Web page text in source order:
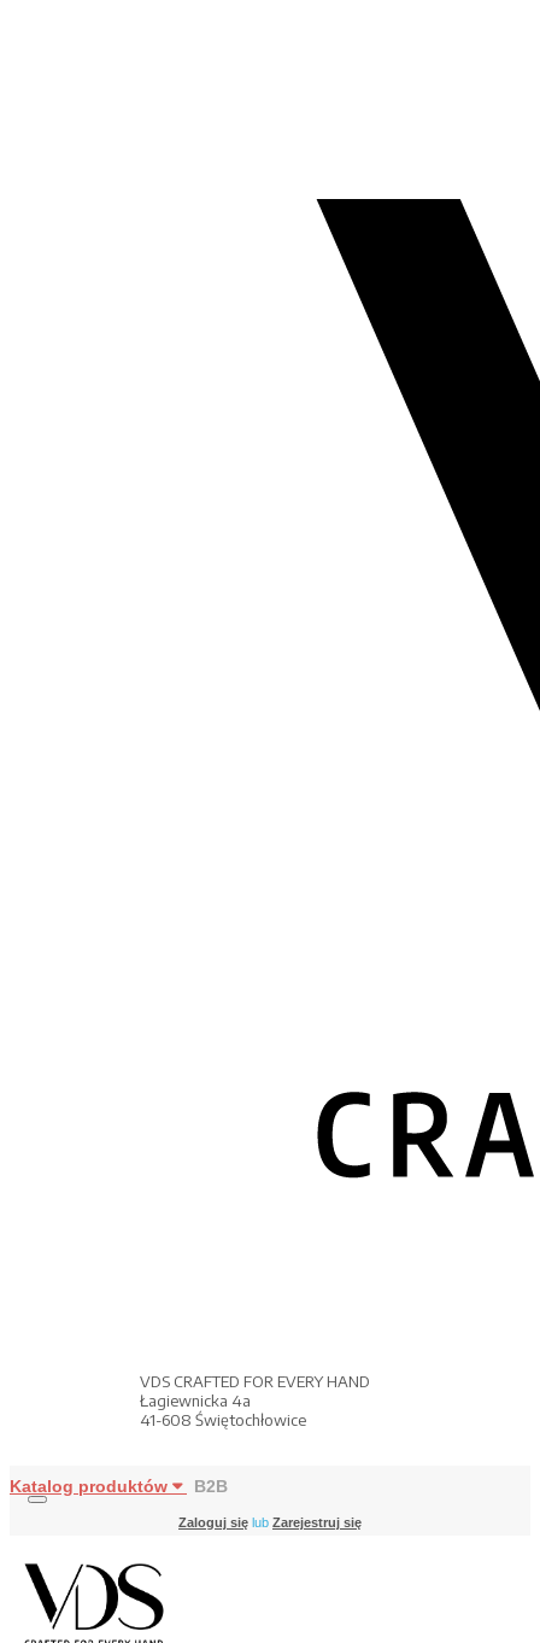
VDS CRAFTED FOR EVERY HAND
Łagiewnicka 4a
41-608 Świętochłowice
Katalog produktów B2B
Zaloguj się lub Zarejestruj się